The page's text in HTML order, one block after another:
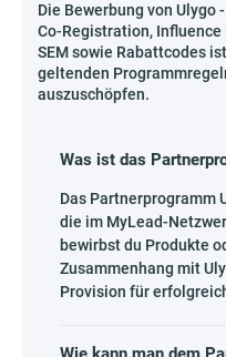
Die Bewerbung von Ulygo
Co-Registration,
SEM sowie Rabattcodes
geltenden
auszuschöpfen.
Was ist das
Das Partnerprogramm
die im MyLead-
bewirbst du Produkte
Zusammenhang mit
Provision für